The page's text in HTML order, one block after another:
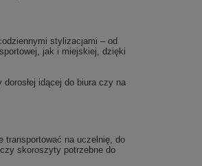
stylizacjami – od
jak i miejskiej, dzięki
idącej do biura czy na
transportować na uczelnię, do
skoroszyty potrzebne do